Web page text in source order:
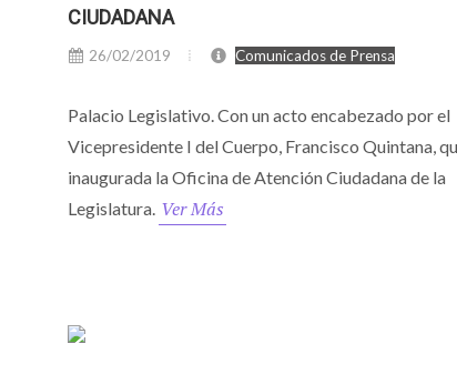
CIUDADANA
26/02/2019 Comunicados de Prensa
Palacio Legislativo. Con un acto encabezado por el
Vicepresidente I del Cuerpo, Francisco Quintana,
inaugurada la Oficina de Atención Ciudadana de la
Legislatura. Ver Más